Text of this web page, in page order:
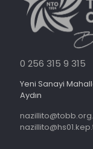
0 256 315 9 315
Yeni Sanayi
Aydın